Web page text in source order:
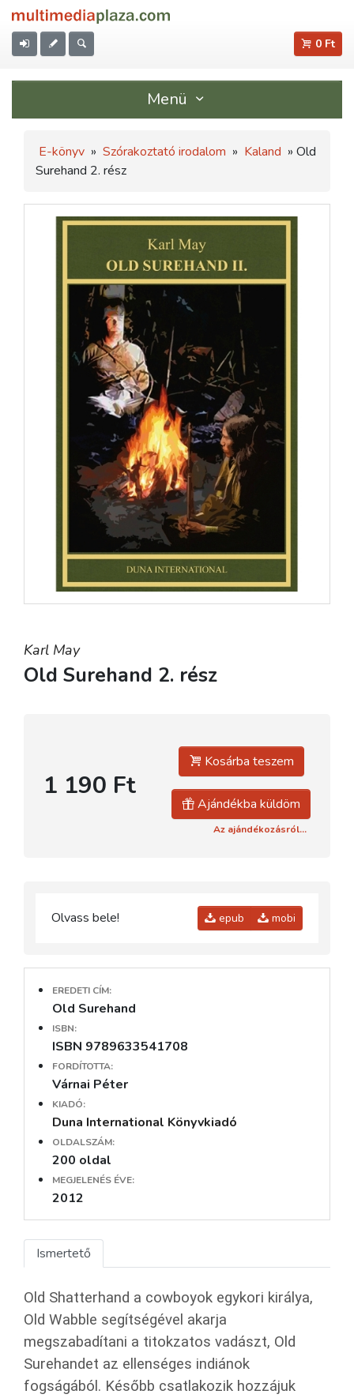
0 Ft
Menü
E-könyv » Szórakoztató irodalom » Kaland » Old
Surehand 2. rész
Karl May
Old Surehand 2. rész
1 190 Ft
Kosárba teszem
Ajándékba küldöm
Az ajándékozásról...
Olvass bele! epub mobi
EREDETI CÍM:
Old Surehand
ISBN:
ISBN 9789633541708
FORDÍTOTTA:
Várnai Péter
KIADÓ:
Duna International Könyvkiadó
OLDALSZÁM:
200 oldal
MEGJELENÉS ÉVE:
2012
Ismertető
Old Shatterhand a cowboyok egykori királya,
Old Wabble segítségével akarja
megszabadítani a titokzatos vadászt, Old
Surehandet az ellenséges indiánok
fogságából. Később csatlakozik hozzájuk